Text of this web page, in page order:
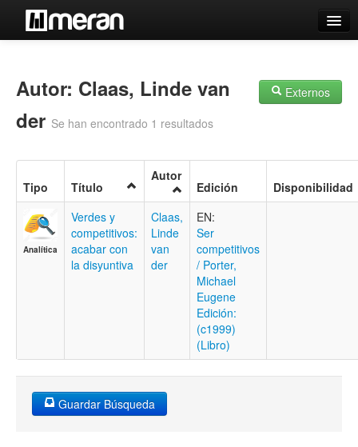
Búsqueda Avanzada
Contacto
Iniciar sesión
Externos
Autor: Claas, Linde van
der Se han encontrado 1 resultados
Tipo Título
Autor
Edición Disponibilidad
Analítica
Verdes y
competitivos:
acabar con
la disyuntiva
Claas,
Linde
van
der
EN:
Ser
competitivos
/ Porter,
Michael
Eugene
Edición:
(c1999)
(Libro)
Guardar Búsqueda